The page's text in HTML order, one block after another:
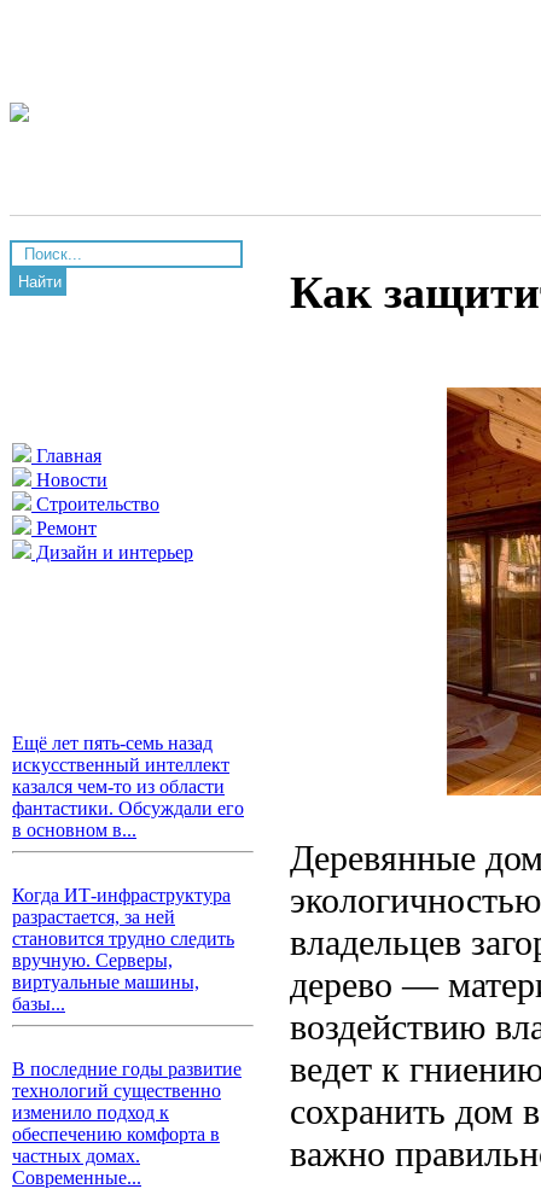
Найти
Главная
Новости
Строительство
Ремонт
Дизайн и интерьер
Ещё лет пять-семь назад
искусственный интеллект
казался чем-то из области
фантастики. Обсуждали его
в основном в...
Когда ИТ-инфраструктура
разрастается, за ней
становится трудно следить
вручную. Серверы,
виртуальные машины,
базы...
В последние годы развитие
технологий существенно
изменило подход к
обеспечению комфорта в
частных домах.
Современные...
Как
Деревянные
владельцев
дерево —
воздействию
ведет к
сохранить дом
важно